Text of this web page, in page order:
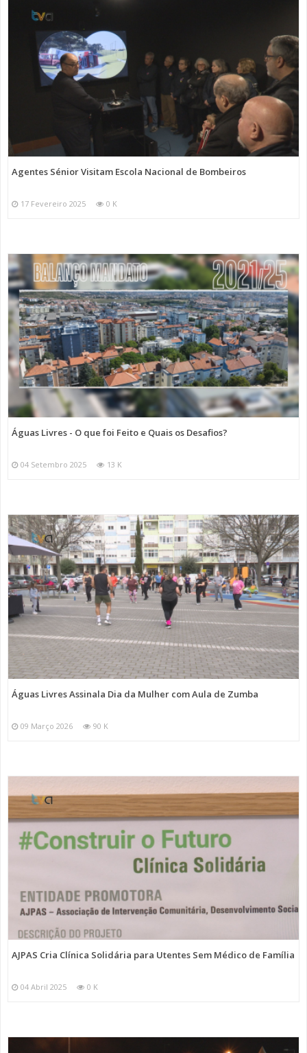
Agentes Sénior Visitam Escola Nacional de Bombeiros
17 Fevereiro 2025 0 K
Águas Livres - O que foi Feito e Quais os Desafios?
04 Setembro 2025 13 K
Águas Livres Assinala Dia da Mulher com Aula de Zumba
09 Março 2026 90 K
AJPAS Cria Clínica Solidária para Utentes Sem Médico de Família
04 Abril 2025 0 K